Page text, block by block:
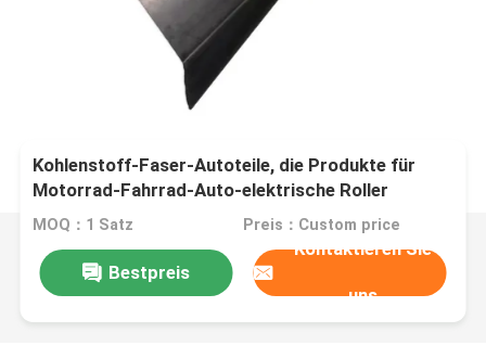
Kohlenstoff-Faser-Autoteile, die Produkte für
Motorrad-Fahrrad-Auto-elektrische Roller
formen
MOQ：1 Satz Preis：Custom price
Bestpreis
Kontaktieren Sie
uns